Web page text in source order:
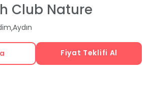
Club Nature
,Aydın
Fiyat Teklifi Al